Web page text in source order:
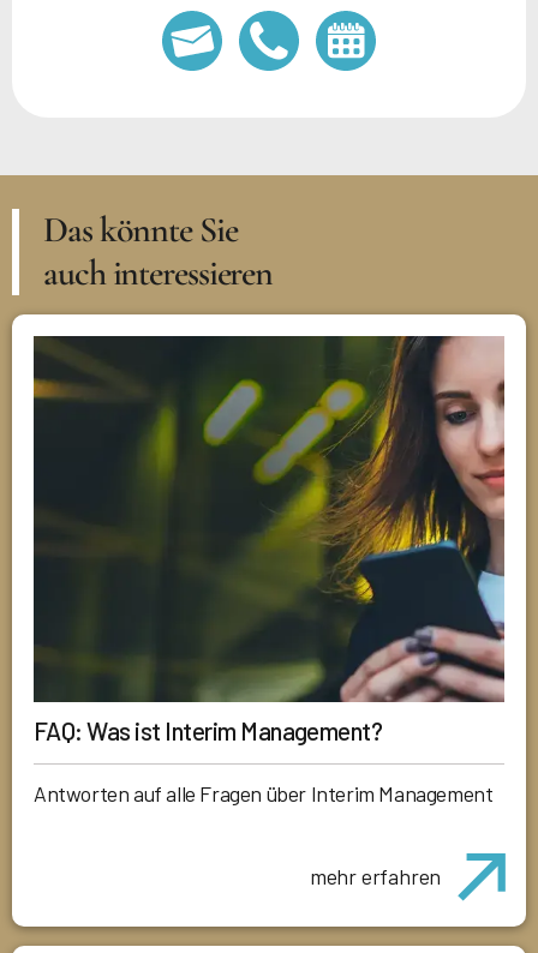
Das könnte Sie
auch interessieren
FAQ: Was ist Interim Management?
Antworten auf alle Fragen über Interim Management
mehr erfahren